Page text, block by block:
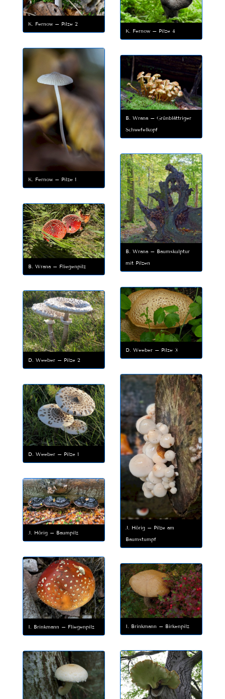
K. Fernow – Pilze 4
K. Fernow – Pilze 2
K. Fernow – Pilze 1
B. Wrana – Grünblättriger
Schwefelkopf
B. Wrana – Baumskulptur
mit Pilzen
B. Wrana – Fliegenpilz
D. Weeber – Pilze 3
D. Weeber – Pilze 2
J. Hörig – Pilze am
Baumstumpf
D. Weeber – Pilze 1
J. Hörig – Baumpilz
I. Brinkmann – Fliegenpilz I. Brinkmann – Birkenpilz